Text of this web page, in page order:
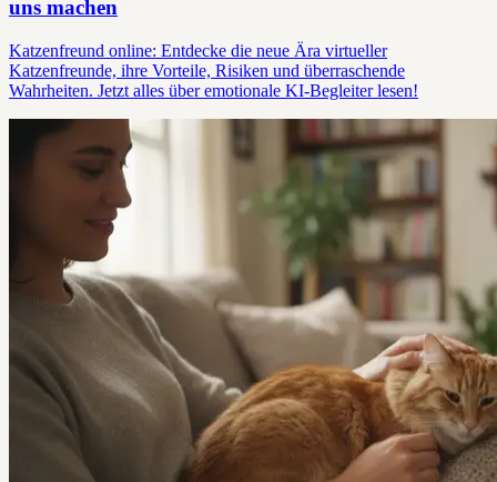
uns machen
Katzenfreund online: Entdecke die neue Ära virtueller
Katzenfreunde, ihre Vorteile, Risiken und überraschende
Wahrheiten. Jetzt alles über emotionale KI-Begleiter lesen!